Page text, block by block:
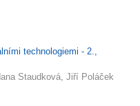
technologiemi - 2.,
Staudková, Jiří Poláček